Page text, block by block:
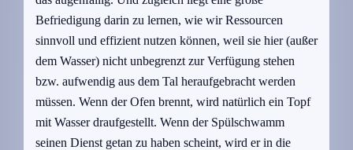
Befriedigung darin zu lernen, wie wir Ressourcen
sinnvoll und effizient nutzen können, weil sie hier (außer
dem Wasser) nicht unbegrenzt zur Verfügung stehen
bzw. aufwendig aus dem Tal heraufgebracht werden
müssen. Wenn der Ofen brennt, wird natürlich ein Topf
mit Wasser draufgestellt. Wenn der Spülschwamm
seinen Dienst getan zu haben scheint, wird er in die